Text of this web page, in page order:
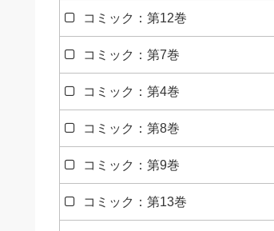
コミック：第12巻
コミック：第7巻
コミック：第4巻
コミック：第8巻
コミック：第9巻
コミック：第13巻